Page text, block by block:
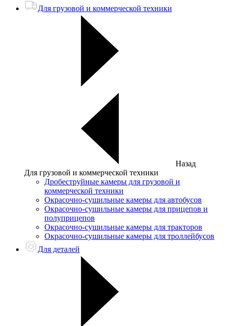
Для грузовой и коммерческой техники
Назад
Для грузовой и коммерческой техники
Дробеструйные камеры для грузовой и
коммерческой техники
Окрасочно-сушильные камеры для автобусов
Окрасочно-сушильные камеры для прицепов и
полуприцепов
Окрасочно-сушильные камеры для тракторов
Окрасочно-сушильные камеры для троллейбусов
Для деталей